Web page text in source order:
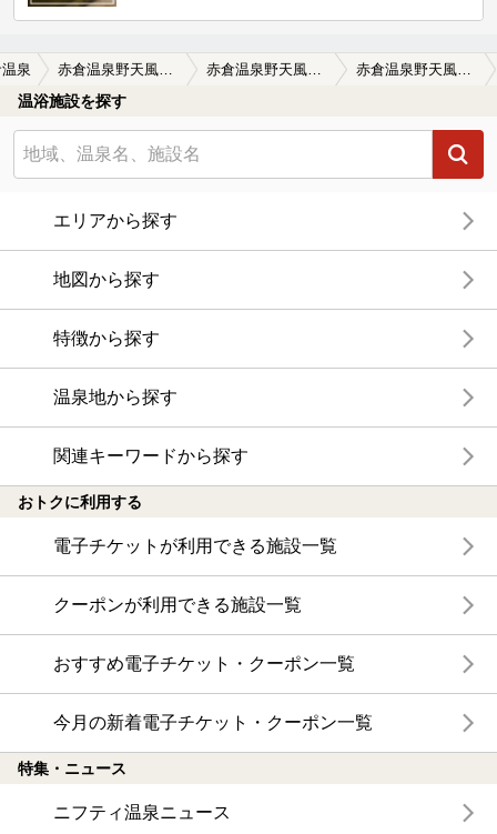
泉 赤倉温泉野天風呂滝の湯の口コミ 良い温泉なのだが、管理がもう一つ。
温浴施設を探す
エリアから探す
地図から探す
特徴から探す
温泉地から探す
関連キーワードから探す
おトクに利用する
電子チケットが利用できる施設一覧
クーポンが利用できる施設一覧
おすすめ電子チケット・クーポン一覧
今月の新着電子チケット・クーポン一覧
特集・ニュース
ニフティ温泉ニュース